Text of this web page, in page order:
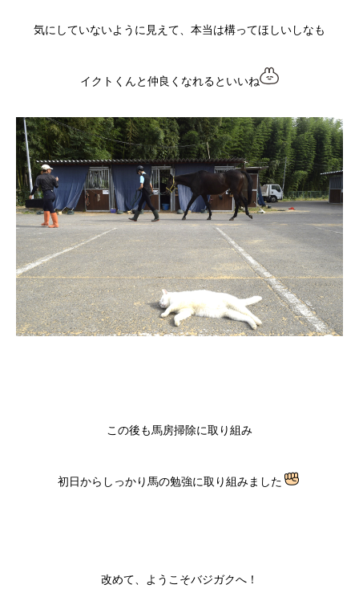
気にしていないように見えて、本当は構ってほしいしなも
イクトくんと仲良くなれるといいね
この後も馬房掃除に取り組み
初日からしっかり馬の勉強に取り組みました
改めて、ようこそバジガクへ！